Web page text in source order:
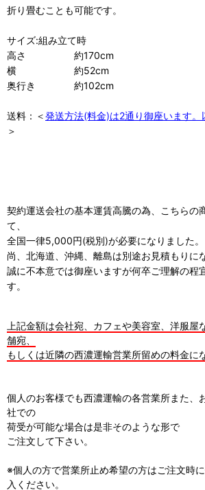
折り畳むことも可能です。
サイズ:組み立て時
高さ 約170cm
横 約52cm
奥行き 約102cm
送料：＜発送方法(料金)は2通り御座います。
＞
契約運送会社の基本運賃高騰の為、こちらの
て、
全国一律5,000円(税別)が必要になりました。
尚、北海道、沖縄、離島は別途お見積もりに
誠に不本意では御座いますが何卒ご理解の程
す。
上記金額は会社宛、カフェや美容室、洋服屋
舗宛、
もしくは近隣の西濃運輸営業所留めの料金に
個人のお客様でも西濃運輸の各営業所また、
社での
荷受が可能な場合は是非そのような形で
ご注文して下さい。
※個人の方で営業所止め希望の方はご注文時
入ください。